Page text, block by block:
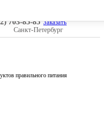
703-85-85 Заказать
Санкт-Петербург
правильного питания